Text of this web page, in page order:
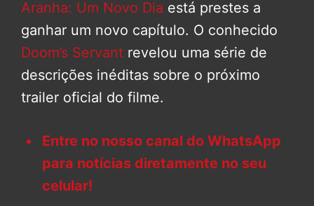
Aranha: Um Novo Dia está prestes a
ganhar um novo capítulo. O conhecido
Doom’s Servant revelou uma série de
descrições inéditas sobre o próximo
trailer oficial do filme.
Entre no nosso canal do WhatsApp
para notícias diretamente no seu
celular!